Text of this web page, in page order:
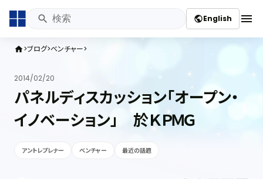
publicEnglish menu
home ブログ ベンチャー
2014/02/20
パネルディスカッション「オープン・
イノベーション」 於ＫＰＭＧ
アントレプレナー ベンチャー 最近の話題